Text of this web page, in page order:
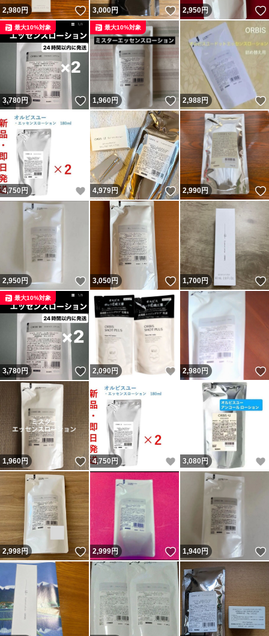
2,980円 いいね！
3,000円 いいね！
2,950円
3,780円 いいね！
最大10%対象
1,960円 いいね！
最大10%対象
2,988円
4,750 円 いいね！
4,979円 いいね！
2,990円
2,950円 いいね！
3,050円 いいね！
1,700円
3,780円 いいね！
最大10%対象
2,090円 いいね！
2,980円
1,960円 いいね！
4,750 円 いいね！
3,080 円
2,998円 いいね！
2,999円 いいね！
1,940円